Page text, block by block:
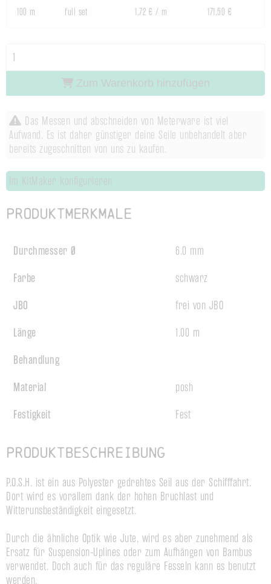
100 m full set 1,72 € / m 171,50 €
Zum Warenkorb hinzufügen
Das Messen und abschneiden von Meterware ist viel
Aufwand. Es ist daher günstiger deine Seile unbehandelt aber
bereits zugeschnitten von uns zu kaufen.
Im KitMaker konfigurieren
Produktmerkmale
Durchmesser Ø
6.0 mm
Farbe
schwarz
JBO
frei von JBO
Länge
1.00 m
Behandlung
Material
posh
Festigkeit
Fest
Produktbeschreibung
P.O.S.H. ist ein aus Polyester gedrehtes Seil aus der Schifffahrt.
Dort wird es vorallem dank der hohen Bruchlast und
Witterunsbeständigkeit eingesetzt.
Durch die ähnliche Optik wie Jute, wird es aber zunehmend als
Ersatz für Suspension-Uplines oder zum Aufhängen von Bambus
verwendet. Doch auch für das reguläre Fesseln kann es benutzt
werden.